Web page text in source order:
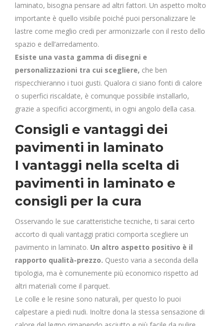
laminato, bisogna pensare ad altri fattori. Un aspetto molto
importante è quello visibile poiché puoi personalizzare le
lastre come meglio credi per armonizzarle con il resto dello
spazio e dell’arredamento.
Esiste una vasta gamma di disegni e
personalizzazioni tra cui scegliere, che ben
rispecchieranno i tuoi gusti. Qualora ci siano fonti di calore
o superfici riscaldate, è comunque possibile installarlo,
grazie a specifici accorgimenti, in ogni angolo della casa.
Consigli e vantaggi dei
pavimenti in laminato
I vantaggi nella scelta di
pavimenti in laminato e
consigli per la cura
Osservando le sue caratteristiche tecniche, ti sarai certo
accorto di quali vantaggi pratici comporta scegliere un
pavimento in laminato. Un altro aspetto positivo è il
rapporto qualità-prezzo. Questo varia a seconda della
tipologia, ma è comunemente più economico rispetto ad
altri materiali come il parquet.
Le colle e le resine sono naturali, per questo lo puoi
calpestare a piedi nudi. Inoltre dona la stessa sensazione di